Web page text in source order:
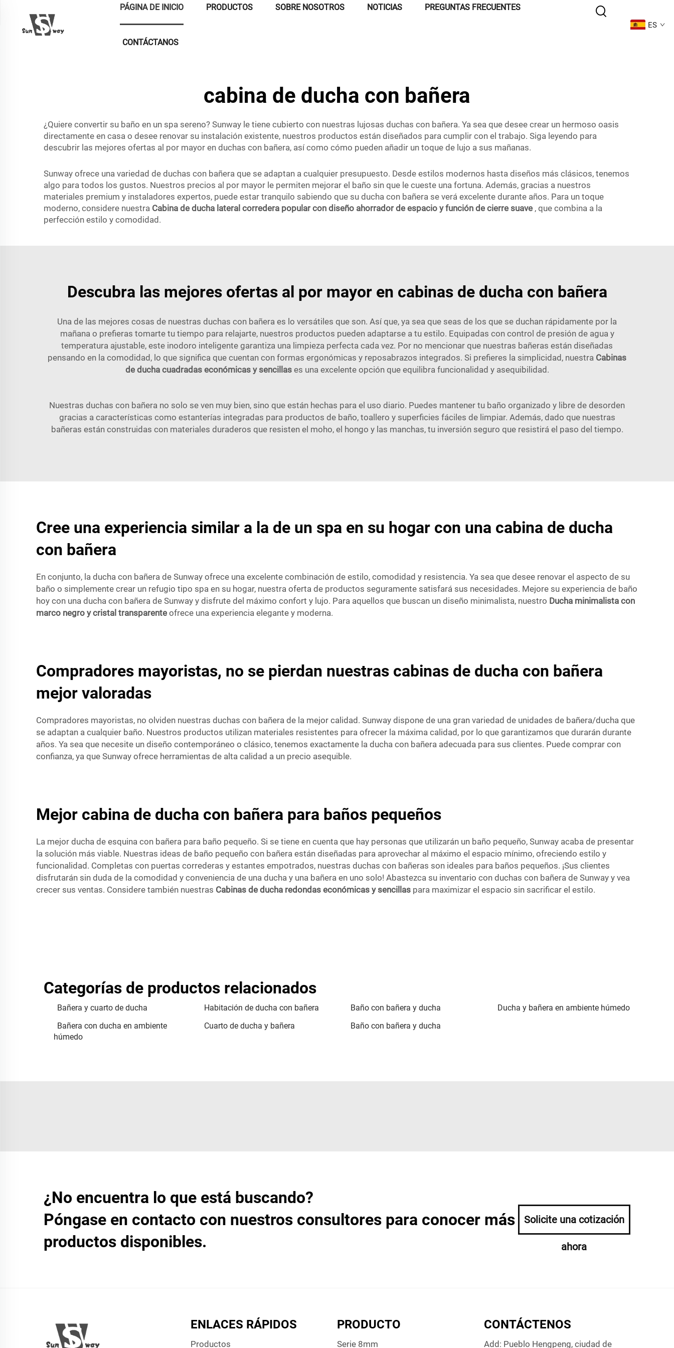
PÁGINA DE INICIO PRODUCTOS SOBRE NOSOTROS NOTICIAS PREGUNTAS FRECUENTES
CONTÁCTANOS
ES
cabina de ducha con bañera
¿Quiere convertir su baño en un spa sereno? Sunway le tiene cubierto con nuestras lujosas duchas con bañera. Ya sea que desee crear un hermoso oasis
directamente en casa o desee renovar su instalación existente, nuestros productos están diseñados para cumplir con el trabajo. Siga leyendo para
descubrir las mejores ofertas al por mayor en duchas con bañera, así como cómo pueden añadir un toque de lujo a sus mañanas.
Sunway ofrece una variedad de duchas con bañera que se adaptan a cualquier presupuesto. Desde estilos modernos hasta diseños más clásicos, tenemos
algo para todos los gustos. Nuestros precios al por mayor le permiten mejorar el baño sin que le cueste una fortuna. Además, gracias a nuestros
materiales premium y instaladores expertos, puede estar tranquilo sabiendo que su ducha con bañera se verá excelente durante años. Para un toque
moderno, considere nuestra Cabina de ducha lateral corredera popular con diseño ahorrador de espacio y función de cierre suave , que combina a la
perfección estilo y comodidad.
Descubra las mejores ofertas al por mayor en cabinas de ducha con bañera
Una de las mejores cosas de nuestras duchas con bañera es lo versátiles que son. Así que, ya sea que seas de los que se duchan rápidamente por la
mañana o prefieras tomarte tu tiempo para relajarte, nuestros productos pueden adaptarse a tu estilo. Equipadas con control de presión de agua y
temperatura ajustable, este inodoro inteligente garantiza una limpieza perfecta cada vez. Por no mencionar que nuestras bañeras están diseñadas
pensando en la comodidad, lo que significa que cuentan con formas ergonómicas y reposabrazos integrados. Si prefieres la simplicidad, nuestra Cabinas
de ducha cuadradas económicas y sencillas es una excelente opción que equilibra funcionalidad y asequibilidad.
Nuestras duchas con bañera no solo se ven muy bien, sino que están hechas para el uso diario. Puedes mantener tu baño organizado y libre de desorden
gracias a características como estanterías integradas para productos de baño, toallero y superficies fáciles de limpiar. Además, dado que nuestras
bañeras están construidas con materiales duraderos que resisten el moho, el hongo y las manchas, tu inversión seguro que resistirá el paso del tiempo.
Cree una experiencia similar a la de un spa en su hogar con una cabina de ducha
con bañera
En conjunto, la ducha con bañera de Sunway ofrece una excelente combinación de estilo, comodidad y resistencia. Ya sea que desee renovar el aspecto de su
baño o simplemente crear un refugio tipo spa en su hogar, nuestra oferta de productos seguramente satisfará sus necesidades. Mejore su experiencia de baño
hoy con una ducha con bañera de Sunway y disfrute del máximo confort y lujo. Para aquellos que buscan un diseño minimalista, nuestro Ducha minimalista con
marco negro y cristal transparente ofrece una experiencia elegante y moderna.
Compradores mayoristas, no se pierdan nuestras cabinas de ducha con bañera
mejor valoradas
Compradores mayoristas, no olviden nuestras duchas con bañera de la mejor calidad. Sunway dispone de una gran variedad de unidades de bañera/ducha que
se adaptan a cualquier baño. Nuestros productos utilizan materiales resistentes para ofrecer la máxima calidad, por lo que garantizamos que durarán durante
años. Ya sea que necesite un diseño contemporáneo o clásico, tenemos exactamente la ducha con bañera adecuada para sus clientes. Puede comprar con
confianza, ya que Sunway ofrece herramientas de alta calidad a un precio asequible.
Mejor cabina de ducha con bañera para baños pequeños
La mejor ducha de esquina con bañera para baño pequeño. Si se tiene en cuenta que hay personas que utilizarán un baño pequeño, Sunway acaba de presentar
la solución más viable. Nuestras ideas de baño pequeño con bañera están diseñadas para aprovechar al máximo el espacio mínimo, ofreciendo estilo y
funcionalidad. Completas con puertas correderas y estantes empotrados, nuestras duchas con bañeras son ideales para baños pequeños. ¡Sus clientes
disfrutarán sin duda de la comodidad y conveniencia de una ducha y una bañera en uno solo! Abastezca su inventario con duchas con bañera de Sunway y vea
crecer sus ventas. Considere también nuestras Cabinas de ducha redondas económicas y sencillas para maximizar el espacio sin sacrificar el estilo.
Categorías de productos relacionados
Bañera y cuarto de ducha Habitación de ducha con bañera Baño con bañera y ducha
Ducha y bañera en ambiente húmedo
Bañera con ducha en ambiente
húmedo
Cuarto de ducha y bañera Baño con bañera y ducha
¿No encuentra lo que está buscando?
Póngase en contacto con nuestros consultores para conocer más
productos disponibles.
Solicite una cotización
ahora
ENLACES RÁPIDOS
Productos
PRODUCTO
Serie 8mm
CONTÁCTENOS
Add: Pueblo Hengpeng, ciudad de